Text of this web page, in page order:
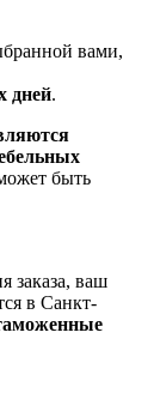
вами,
дней.
быть
заказа, ваш
в Санкт-